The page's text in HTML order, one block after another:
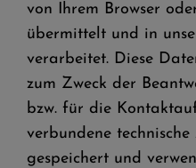
von Ihrem Browser
übermittelt und in
verarbeitet. Diese
zum Zweck der
bzw. für die
verbundene
gespeichert und